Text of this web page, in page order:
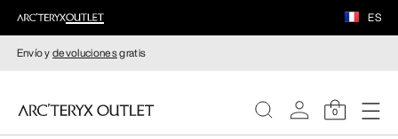
ES
Envío ydevolucionesgratis
0